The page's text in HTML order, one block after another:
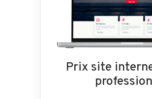
Prix site